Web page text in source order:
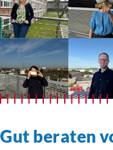
Gut beraten